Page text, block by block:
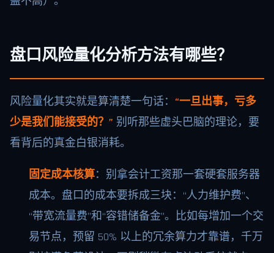
盘口风险量化分析方法有哪些？
风险量化其实就是算清楚一句话： “一旦出事，亏多
少是我们能接受的？” 别听那些虚头巴脑的理论，要
看背后的真金白银消耗。
固定成本核算：别拿会计工资那一套硬套服务器
成本。盘口的成本要拆成三块：“人力维护费”、
“带宽流量费”和“容错储备金”。比如每增加一个交
易节点，预留 50% 以上的冗余算力才靠谱，千万